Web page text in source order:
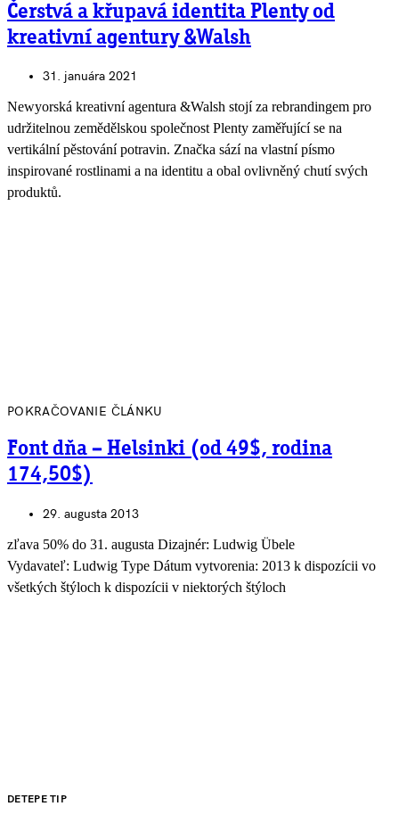
Čerstvá a křupavá identita Plenty od
kreativní agentury &Walsh
31. januára 2021
Newyorská kreativní agentura &Walsh stojí za rebrandingem pro
udržitelnou zemědělskou společnost Plenty zaměřující se na
vertikální pěstování potravin. Značka sází na vlastní písmo
inspirované rostlinami a na identitu a obal ovlivněný chutí svých
produktů.
POKRAČOVANIE ČLÁNKU
Font dňa – Helsinki (od 49$, rodina
174,50$)
29. augusta 2013
zľava 50% do 31. augusta Dizajnér: Ludwig Übele
Vydavateľ: Ludwig Type Dátum vytvorenia: 2013 k dispozícii vo
všetkých štýloch k dispozícii v niektorých štýloch
DETEPE TIP